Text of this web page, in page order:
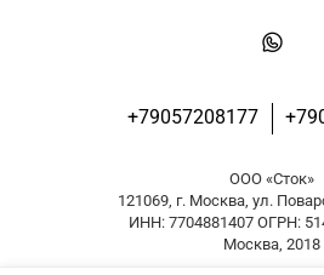
+79057208177
ООО «Сток»
121069, г. Москва, ул.
ИНН: 7704881407 ОГРН:
Москва, 2018